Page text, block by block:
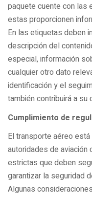
paquete cuente con las
estas proporcionen
En las etiquetas deben
descripción del
especial, información
cualquier otro dato
identificación y el
también contribuirá a su
Cumplimiento de
El transporte aéreo
autoridades de
estrictas que deben
garantizar la seguridad
Algunas